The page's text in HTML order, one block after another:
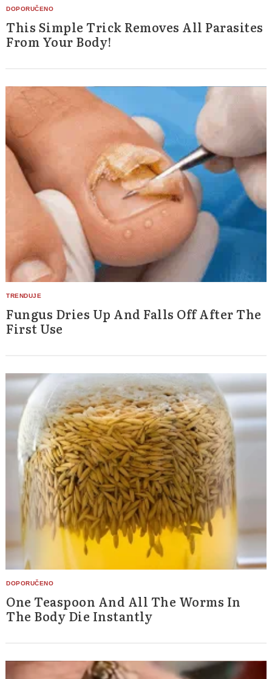
This Simple Trick Removes All Parasites
From Your Body!
Fungus Dries Up And Falls Off After The
First Use
One Teaspoon And All The Worms In
The Body Die Instantly